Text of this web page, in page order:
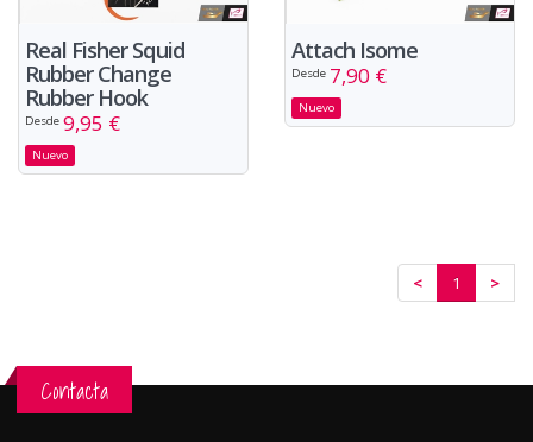
Real Fisher Squid
Rubber Change
Rubber Hook
Desde 9,95 €
Nuevo
Attach Isome
Desde 7,90 €
Nuevo
< 1 >
Contacta